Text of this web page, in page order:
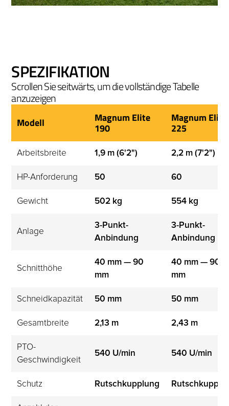
SPEZIFIKATION
Scrollen Sie seitwärts, um die vollständige Tabelle
anzuzeigen
Modell Magnum Elite
190
Magnum Elite
225
Arbeitsbreite 1,9 m (6'2") 2,2 m (7'2")
HP-Anforderung 50 60
Gewicht 502 kg 554 kg
Anlage
3-Punkt-
Anbindung
3-Punkt-
Anbindung
Schnitthöhe
40 mm — 90
mm
40 mm — 90
mm
Schneidkapazität 50 mm 50 mm
Gesamtbreite 2,13 m 2,43 m
PTO-
Geschwindigkeit
540 U/min 540 U/min
Schutz Rutschkupplung